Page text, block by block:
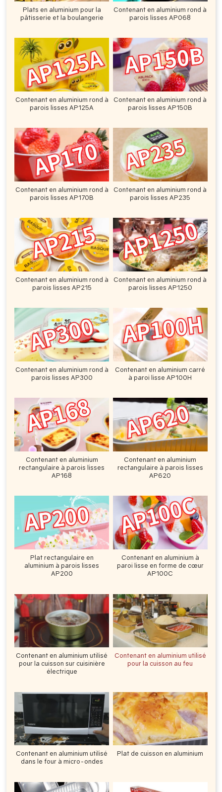
Plats en aluminium pour la
pâtisserie et la boulangerie
Contenant en aluminium rond à
parois lisses AP068
Contenant en aluminium rond à
parois lisses AP125A
Contenant en aluminium rond à
parois lisses AP150B
Contenant en aluminium rond à
parois lisses AP170B
Contenant en aluminium rond à
parois lisses AP235
Contenant en aluminium rond à
parois lisses AP215
Contenant en aluminium rond à
parois lisses AP1250
Contenant en aluminium rond à
parois lisses AP300
Contenant en aluminium carré
à paroi lisse AP100H
Contenant en aluminium
rectangulaire à parois lisses
AP168
Contenant en aluminium
rectangulaire à parois lisses
AP620
Plat rectangulaire en
aluminium à parois lisses
AP200
Contenant en aluminium à
paroi lisse en forme de cœur
AP100C
Contenant en aluminium utilisé
pour la cuisson sur cuisinière
électrique
Contenant en aluminium utilisé
pour la cuisson au feu
Contenant en aluminium utilisé
dans le four à micro-ondes
Plat de cuisson en aluminium